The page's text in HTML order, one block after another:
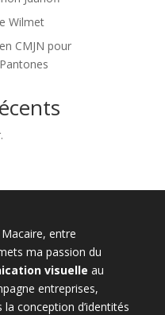
Wilmet
CMJN pour
entre
ma passion du
visuelle au
entreprises,
conception d’identités